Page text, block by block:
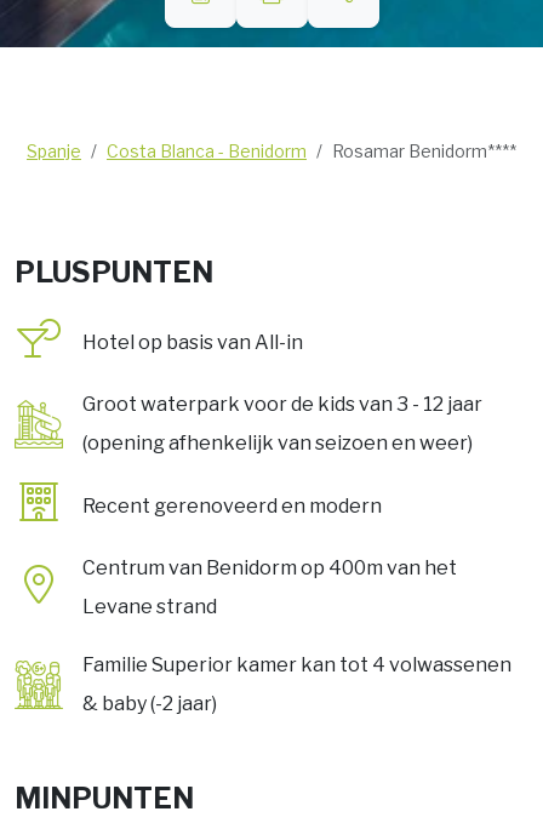
Spanje Costa Blanca - Benidorm Rosamar Benidorm****
PLUSPUNTEN
Hotel op basis van All-in
Groot waterpark voor de kids van 3 - 12 jaar
(opening afhenkelijk van seizoen en weer)
Recent gerenoveerd en modern
Centrum van Benidorm op 400m van het
Levane strand
Familie Superior kamer kan tot 4 volwassenen
& baby (-2 jaar)
MINPUNTEN